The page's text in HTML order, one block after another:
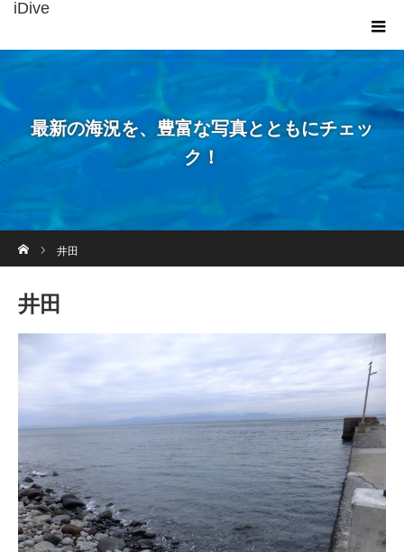
iDive
最新の海況を、豊富な写真とともにチェッ
ク！
井田
井田